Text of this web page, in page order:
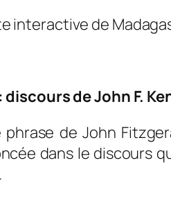
discours de John F.
de John
dans le discours